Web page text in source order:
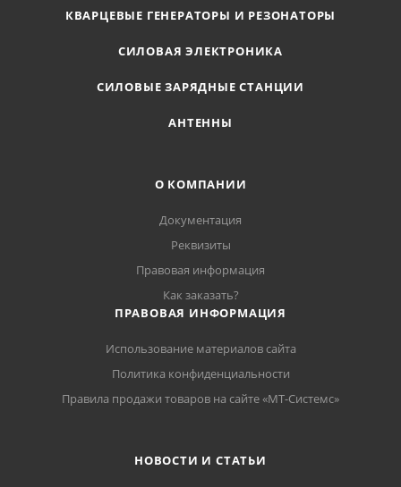
КВАРЦЕВЫЕ ГЕНЕРАТОРЫ И РЕЗОНАТОРЫ
СИЛОВАЯ ЭЛЕКТРОНИКА
СИЛОВЫЕ ЗАРЯДНЫЕ СТАНЦИИ
АНТЕННЫ
О КОМПАНИИ
Документация
Реквизиты
Правовая информация
Как заказать?
ПРАВОВАЯ ИНФОРМАЦИЯ
Использование материалов сайта
Политика конфиденциальности
Правила продажи товаров на сайте «МТ-Системс»
НОВОСТИ И СТАТЬИ